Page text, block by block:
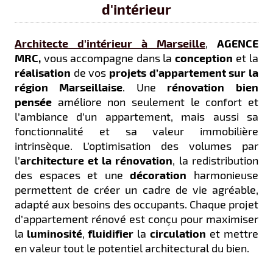
d'intérieur
Architecte d'intérieur à Marseille, AGENCE
MRC, vous accompagne dans la conception et la
réalisation de vos projets d’appartement sur la
région Marseillaise. Une rénovation bien
pensée améliore non seulement le confort et
l’ambiance d’un appartement, mais aussi sa
fonctionnalité et sa valeur immobilière
intrinsèque. L’optimisation des volumes par
l’architecture et la rénovation, la redistribution
des espaces et une décoration harmonieuse
permettent de créer un cadre de vie agréable,
adapté aux besoins des occupants. Chaque projet
d’appartement rénové est conçu pour maximiser
la luminosité, fluidifier la circulation et mettre
en valeur tout le potentiel architectural du bien.